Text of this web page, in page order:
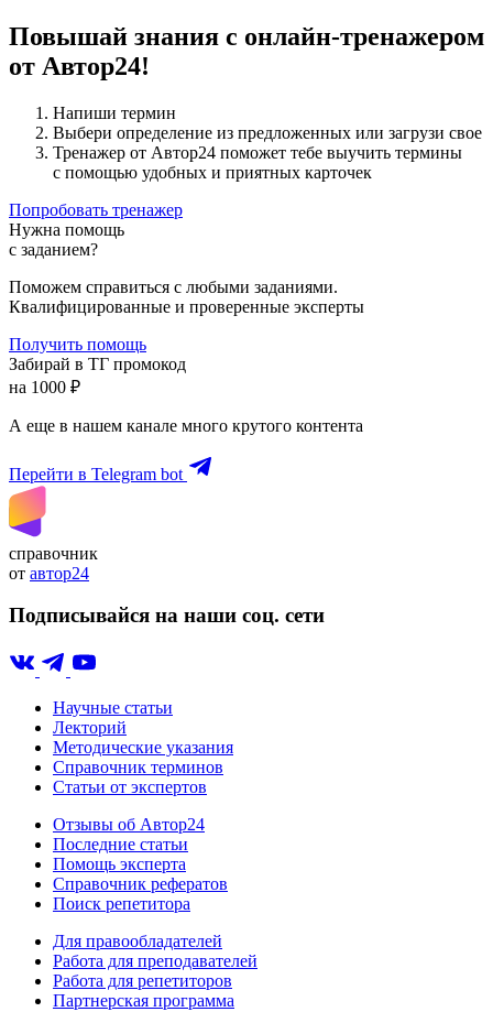
Повышай знания с онлайн-тренажером
от Автор24!
Напиши термин
Выбери определение из предложенных или загрузи свое
Тренажер от Автор24 поможет тебе выучить термины
с помощью удобных и приятных карточек
Попробовать тренажер
Нужна помощь
с заданием?
Поможем справиться с любыми заданиями.
Квалифицированные и проверенные эксперты
Получить помощь
Забирай в ТГ промокод
на 1000 ₽
А еще в нашем канале много крутого контента
Перейти в Telegram bot
справочник
от автор24
Подписывайся на наши соц. сети
Научные статьи
Лекторий
Методические указания
Справочник терминов
Статьи от экспертов
Отзывы об Автор24
Последние статьи
Помощь эксперта
Справочник рефератов
Поиск репетитора
Для правообладателей
Работа для преподавателей
Работа для репетиторов
Партнерская программа